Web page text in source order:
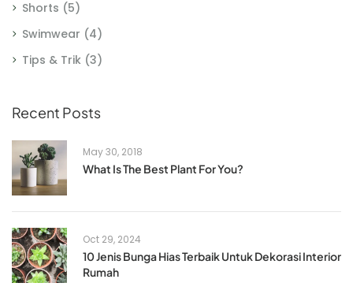
Shorts (5)
Swimwear (4)
Tips & Trik (3)
Recent Posts
May 30, 2018
What Is The Best Plant For You?
Oct 29, 2024
10 Jenis Bunga Hias Terbaik Untuk Dekorasi Interior
Rumah